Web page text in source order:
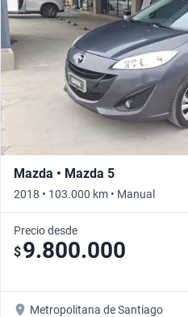
Mazda • Mazda 5
2018 • 103.000 km • Manual
Precio desde
$9.800.000
Metropolitana de Santiago